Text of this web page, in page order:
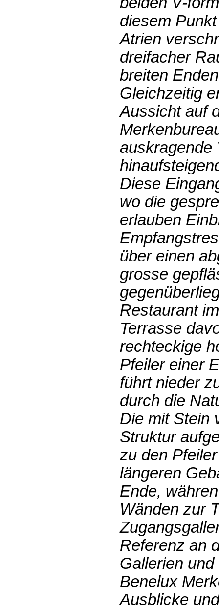
diesem
Atrien
dreifacher
breiten
Gleichzeitig
Aussicht auf
auskragende
Diese
wo die
erlauben
über einen
grosse
Restaurant
Terrasse
rechteckige
Pfeiler einer
führt nieder
durch die
Die mit Stein
Struktur
zu den
längeren
Ende,
Wänden zur
Referenz an
Gallerien
Benelux
Ausblicke